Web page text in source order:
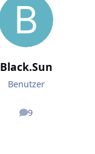
Black.Sun
Benutzer
9
Beiträge